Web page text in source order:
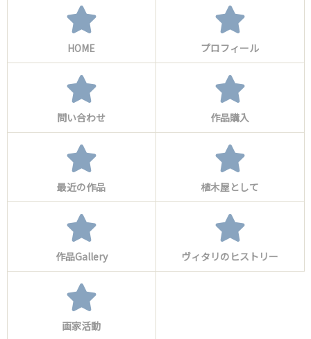
HOME プロフィール
問い合わせ 作品購入
最近の作品 植木屋として
作品Gallery ヴィタリのヒストリー
画家活動